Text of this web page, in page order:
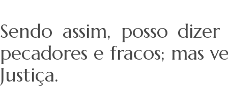
Sendo assim, posso
pecadores e fracos; mas
Justiça.